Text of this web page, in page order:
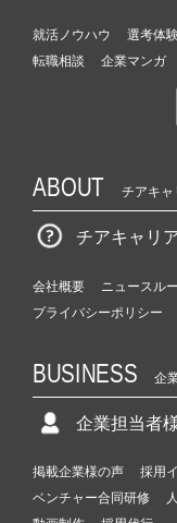
就活ノウハウ 選考体
転職相談
企業マンガ
ABOUT チアキャ
チアキャリ
会社概要 ニュースル
プライバシーポリシー
BUSINESS 企
企業担当者
掲載企業様の声 採用
ベンチャー合同研修